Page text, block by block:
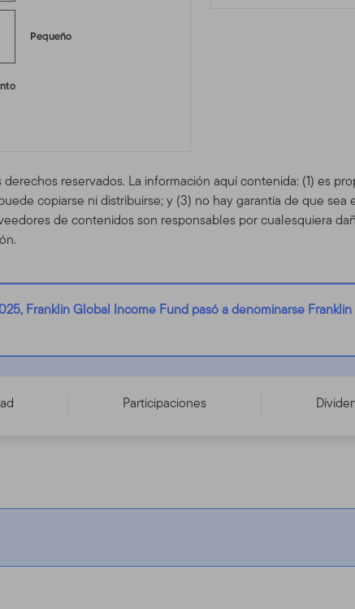
Pequeño
reservados. La información aquí contenida: (1) es
copiarse ni distribuirse; y (3) no hay garantía de que sea
de contenidos son responsables por cualesquiera
Franklin Global Income Fund pasó a denominarse
- A (Qdis) EUR-H1 - LU2129689787
Participaciones